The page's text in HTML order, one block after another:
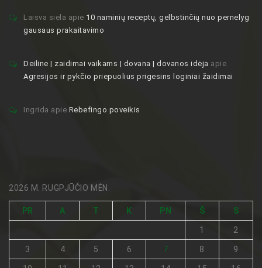
Laisva siela apie 10 naminių receptų, gelbstinčių nuo pernelyg
gausaus prakaitavimo
Deiline | zaidimai vaikams | dovana | dovanos idėja apie
Agresijos ir pykčio priepuolius prigesins loginiai žaidimai
Ingrida apie Rebefingo poveikis
2026 M. RUGPJŪČIO MĖN.
PR A T K PN Š S
1 2
3 4 5 6 7 8 9